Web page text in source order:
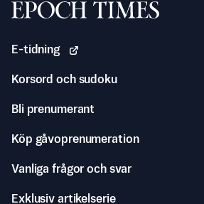
Svenska Epoch Times
E-tidning
Korsord och sudoku
Bli prenumerant
Köp gåvoprenumeration
Vanliga frågor och svar
Exklusiv artikelserie